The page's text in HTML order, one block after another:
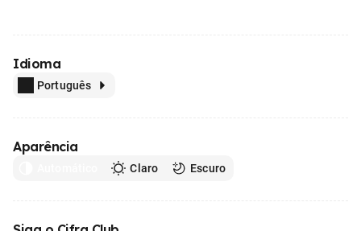
Idioma
Português
Aparência
Claro Escuro